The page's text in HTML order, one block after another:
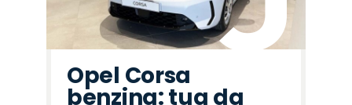
Opel Corsa
benzina: tua da